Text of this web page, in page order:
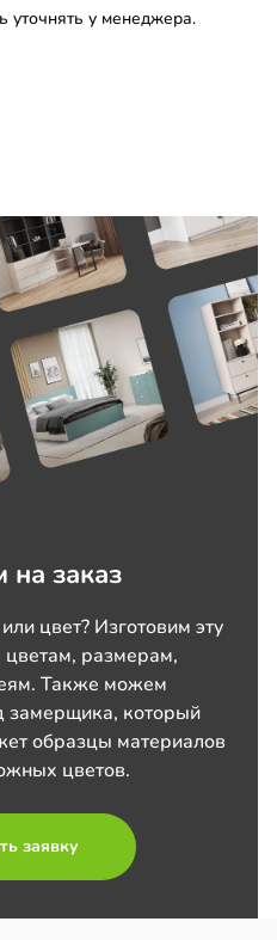
уточнять у менеджера.
на заказ
цвет? Изготовим эту
размерам,
Также можем
замерщика, который
образцы материалов
цветов.
заявку